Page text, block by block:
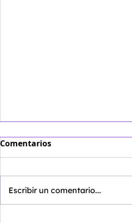
Página web del Proyecto
Comentarios
Escribir un comentario...